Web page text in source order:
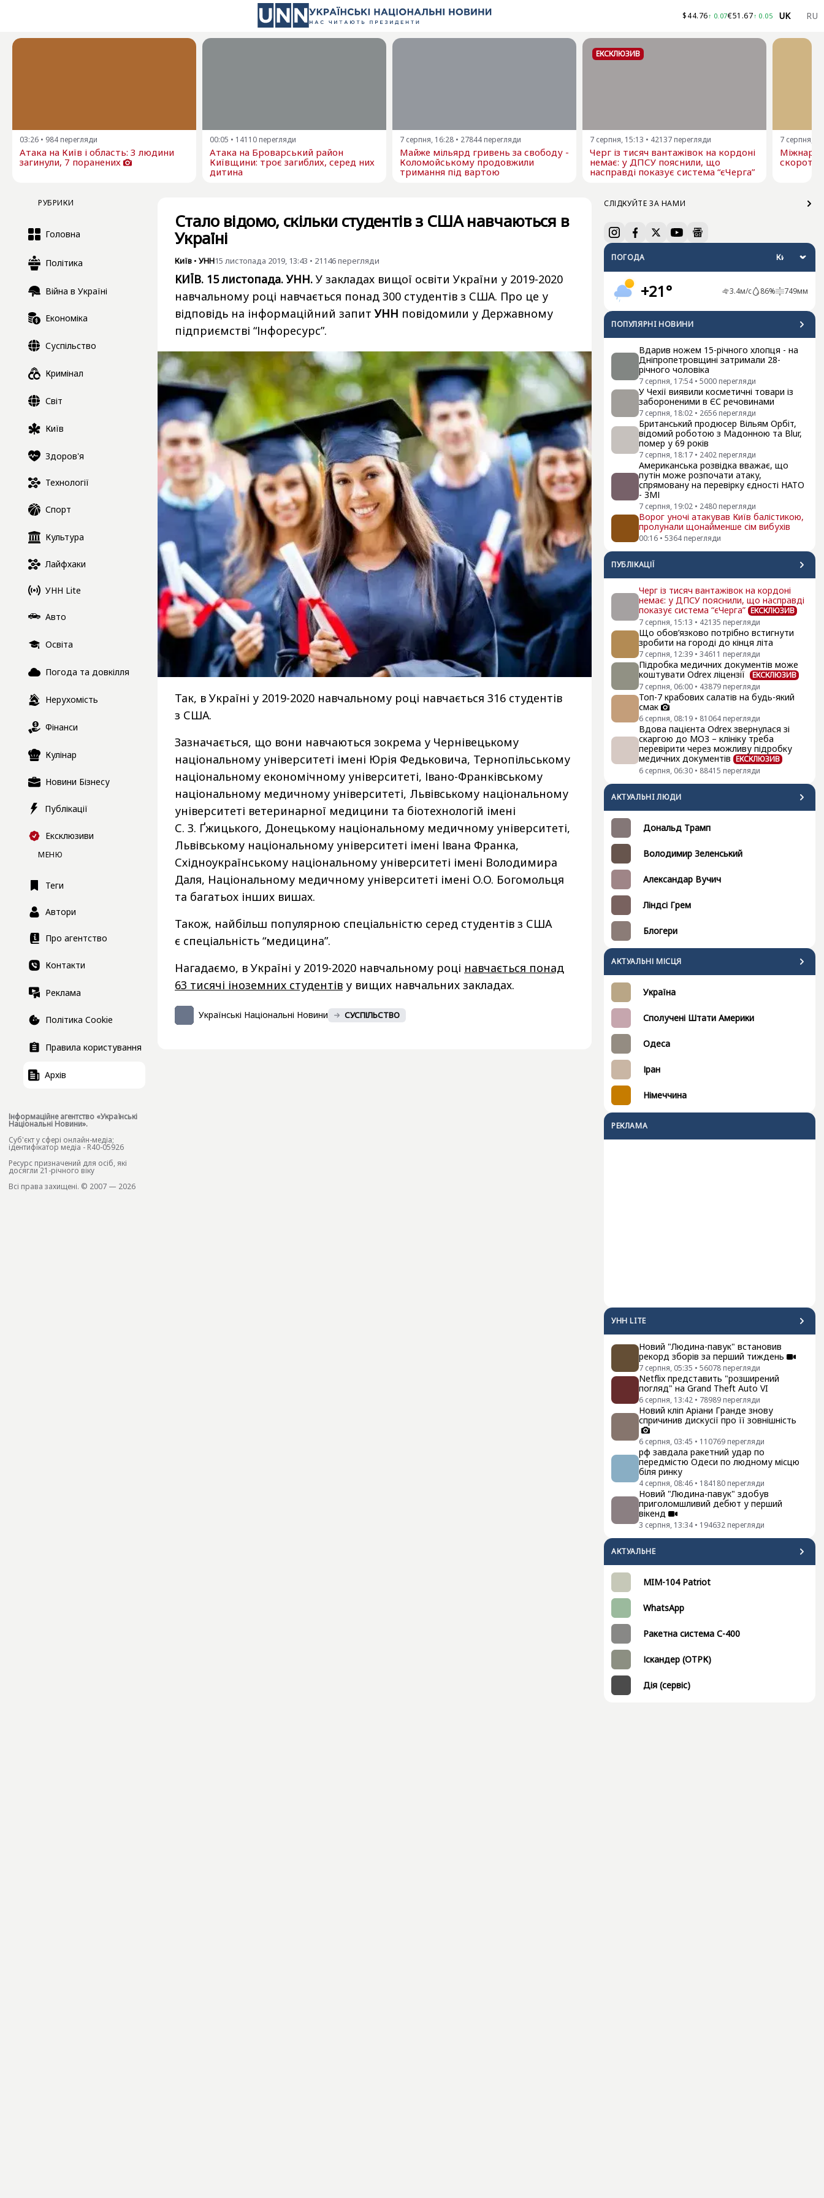
$44.76↑ 0.07€51.67↑ 0.05 UK RU
03:26 • 984 перегляди
Атака на Київ і область: 3 людини
загинули, 7 поранених
00:05 • 14110 перегляди
Атака на Броварський район
Київщини: троє загиблих, серед них
дитина
7 серпня, 16:28 • 27844 перегляди
Майже мільярд гривень за свободу -
Коломойському продовжили
тримання під вартою
ЕКСКЛЮЗИВ
7 серпня, 15:13 • 42137 перегляди
Черг із тисяч вантажівок на кордоні
немає: у ДПСУ пояснили, що
насправді показує система “єЧерга”
7 серпня,
РУБРИКИ
Головна
Політика
Війна в Україні
Економіка
Суспільство
Кримінал
Світ
Київ
Здоров'я
Технології
Спорт
Культура
Лайфхаки
УНН Lite
Авто
Освіта
Погода та довкілля
Нерухомість
Фінанси
Кулінар
Новини Бізнесу
Публікації
Ексклюзиви
МЕНЮ
Теги
Автори
Про агентство
Контакти
Реклама
Політика Cookie
Правила користування
Архів
Інформаційне агентство «Українські
Національні Новини».
Cуб'єкт у сфері онлайн-медіа;
ідентифікатор медіа - R40-05926
Ресурс призначений для осіб, які
досягли 21-річного віку
Всі права захищені. © 2007 — 2026
СЛІДКУЙТЕ ЗА НАМИ
ПОГОДА
+21° 3.4м/с 86% 749мм
ПОПУЛЯРНI НОВИНИ
Вдарив ножем 15-річного хлопця - на
Дніпропетровщині затримали 28-
річного чоловіка
7 серпня, 17:54 • 5000 перегляди
У Чехії виявили косметичні товари із
забороненими в ЄС речовинами
7 серпня, 18:02 • 2656 перегляди
Британський продюсер Вільям Орбіт,
відомий роботою з Мадонною та Blur,
помер у 69 років
7 серпня, 18:17 • 2402 перегляди
Американська розвідка вважає, що
путін може розпочати атаку,
спрямовану на перевірку єдності НАТО
- ЗМІ
7 серпня, 19:02 • 2480 перегляди
Ворог уночі атакував Київ балістикою,
пролунали щонайменше сім вибухів
00:16 • 5364 перегляди
ПУБЛІКАЦІЇ
Черг із тисяч вантажівок на кордоні
немає: у ДПСУ пояснили, що насправді
показує система “єЧерга” ЕКСКЛЮЗИВ
7 серпня, 15:13 • 42135 перегляди
Що обов’язково потрібно встигнути
зробити на городі до кінця літа
7 серпня, 12:39 • 34611 перегляди
Підробка медичних документів може
коштувати Odrex ліцензії
ЕКСКЛЮЗИВ
7 серпня, 06:00 • 43879 перегляди
Топ-7 крабових салатів на будь-який
смак
6 серпня, 08:19 • 81064 перегляди
Вдова пацієнта Odrex звернулася зі
скаргою до МОЗ – клініку треба
перевірити через можливу підробку
медичних документів ЕКСКЛЮЗИВ
6 серпня, 06:30 • 88415 перегляди
АКТУАЛЬНI ЛЮДИ
Дональд Трамп
Володимир Зеленський
Александар Вучич
Ліндсі Грем
Блогери
АКТУАЛЬНІ МІСЦЯ
Україна
Сполучені Штати Америки
Одеса
Іран
Німеччина
РЕКЛАМА
УНН LITE
Новий "Людина-павук" встановив
рекорд зборів за перший тиждень
7 серпня, 05:35 • 56078 перегляди
Netflix представить "розширений
погляд" на Grand Theft Auto VI
6 серпня, 13:42 • 78989 перегляди
Новий кліп Аріани Гранде знову
спричинив дискусії про її зовнішність
6 серпня, 03:45 • 110769 перегляди
рф завдала ракетний удар по
передмістю Одеси по людному місцю
біля ринку
4 серпня, 08:46 • 184180 перегляди
Новий "Людина-павук" здобув
приголомшливий дебют у перший
вікенд
3 серпня, 13:34 • 194632 перегляди
АКТУАЛЬНЕ
MIM-104 Patriot
WhatsApp
Ракетна система С-400
Іскандер (ОТРК)
Дія (сервіс)
Стало відомо, скільки студентів з США навчаються в
Україні
Київ • УНН15 листопада 2019, 13:43 • 21146перегляди
КИЇВ. 15 листопада. УНН.У закладах вищої освіти України у 2019-2020
навчальному році навчається понад 300 студентів з США. Про це у
відповідь на інформаційний запитУНН повідомили у Державному
підприємстві “Інфоресурс”.
Так, в Україні у 2019-2020 навчальному році навчається 316 студентів
з США.
Зазначається, що вони навчаються зокрема у Чернівецькому
національному університеті імені Юрія Федьковича, Тернопільському
національному економічному університеті, Івано-Франківському
національному медичному університеті, Львівському національному
університеті ветеринарної медицини та біотехнологій імені
С. З. Ґжицького, Донецькому національному медичному університеті,
Львівському національному університеті імені Івана Франка,
Східноукраїнському національному університеті імені Володимира
Даля, Національному медичному університеті імені О.О. Богомольця
та багатьох інших вишах.
Також, найбільш популярною спеціальністю серед студентів з США
є спеціальність “медицина”.
Нагадаємо, в Україні у 2019-2020 навчальному році навчається понад
63 тисячі іноземних студентів у вищих навчальних закладах.
Українські Національні Новини СУСПІЛЬСТВО